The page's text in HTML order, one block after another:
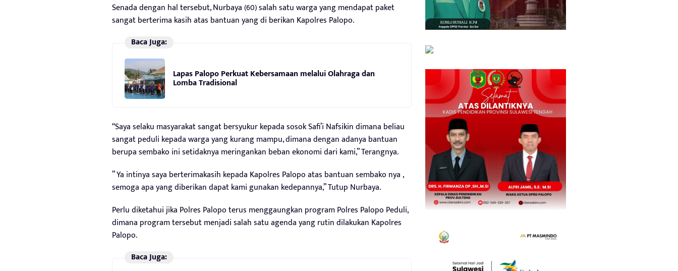
Senada dengan hal tersebut, Nurbaya (60) salah satu warga yang mendapat paket
sangat berterima kasih atas bantuan yang di berikan Kapolres Palopo.
Baca Juga:
Lapas Palopo Perkuat Kebersamaan melalui Olahraga dan
Lomba Tradisional
“Saya selaku masyarakat sangat bersyukur kepada sosok Safi’i Nafsikin dimana beliau
sangat peduli kepada warga yang kurang mampu, dimana dengan adanya bantuan
berupa sembako ini setidaknya meringankan beban ekonomi dari kami,” Terangnya.
” Ya intinya saya berterimakasih kepada Kapolres Palopo atas bantuan sembako nya ,
semoga apa yang diberikan dapat kami gunakan kedepannya,” Tutup Nurbaya.
Perlu diketahui jika Polres Palopo terus menggaungkan program Polres Palopo Peduli,
dimana program tersebut menjadi salah satu agenda yang rutin dilakukan Kapolres
Palopo.
Baca Juga: